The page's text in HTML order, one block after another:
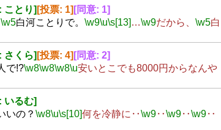
ことり] [投票: 1] [同意: 1]
\w5白河ことりで。 \w9\u\s[13] …\w9だから、 \w5白
さくら] [投票: 4] [同意: 2]
で!?\w8\w8\w8\u安いとこでも8000円からなんや
いるむ]
いの？ \w8\u\s[10] 何を冷静に‥\w9‥\w9‥\w9‥